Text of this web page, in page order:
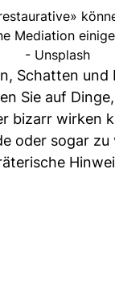
Mediation
- Unsplash
Schatten und
Sie auf
bizarr wirken
oder sogar zu